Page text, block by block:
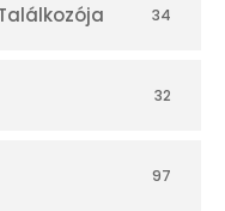
34
32
97